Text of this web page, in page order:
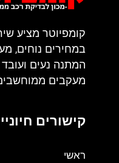
קומפיוטר מציע
במחירים נוחים,
המתנה נעים
מעקבים
קישורים
ראשי